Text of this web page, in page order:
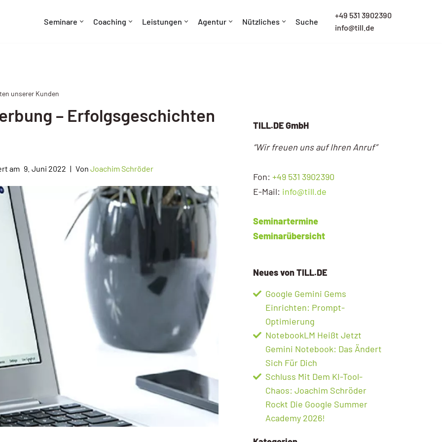
Seminare Coaching Leistungen Agentur Nützliches Suche
+49 531 3902390
info@till.de
unserer Kunden
– Erfolgsgeschichten
9. Juni 2022 Von Joachim Schröder
TILL.DE GmbH
“Wir freuen uns auf Ihren Anruf”
Fon: +49 531 3902390
E-Mail: info@till.de
Seminartermine
Seminarübersicht
Neues von TILL.DE
Google Gemini Gems
Einrichten: Prompt-
Optimierung
NotebookLM Heißt Jetzt
Gemini Notebook: Das Ändert
Sich Für Dich
Schluss Mit Dem KI-Tool-
Chaos: Joachim Schröder
Rockt Die Google Summer
Academy 2026!